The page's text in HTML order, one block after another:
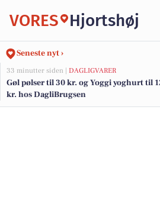
VORES Hjortshøj
Seneste nyt ›
33 minutter siden | DAGLIGVARER
Gøl pølser til 30 kr. og Yoggi yoghurt til
kr. hos DagliBrugsen